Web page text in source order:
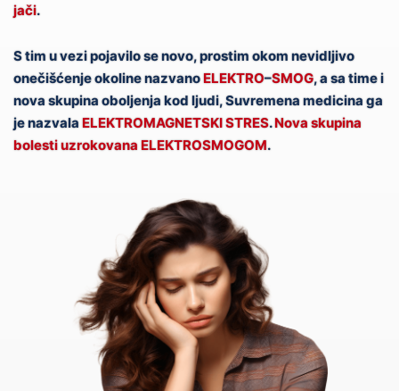
jači.
S tim u vezi pojavilo se novo, prostim okom nevidljivo
onečišćenje okoline nazvanoELEKTRO–SMOG, a sa time i
nova skupina oboljenja kod ljudi, Suvremena medicina ga
je nazvalaELEKTROMAGNETSKI STRES.Nova skupina
bolesti uzrokovanaELEKTROSMOGOM.